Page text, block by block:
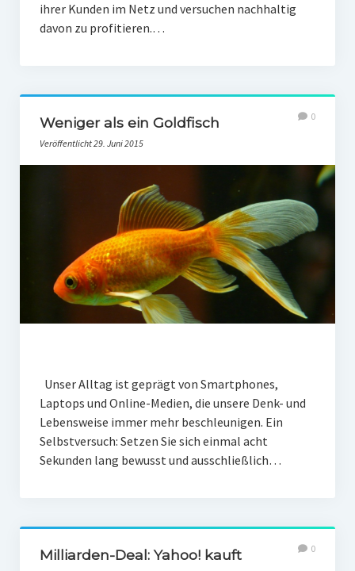
ihrer Kunden im Netz und versuchen nachhaltig
davon zu profitieren.…
Weniger als ein Goldfisch
Veröffentlicht 29. Juni 2015
0
Unser Alltag ist geprägt von Smartphones,
Laptops und Online-Medien, die unsere Denk- und
Lebensweise immer mehr beschleunigen. Ein
Selbstversuch: Setzen Sie sich einmal acht
Sekunden lang bewusst und ausschließlich…
Milliarden-Deal: Yahoo! kauft 0